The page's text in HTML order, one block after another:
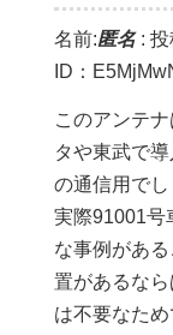
名前:匿名: 投
ID：
このアンテ
タや東武で
の通信用でし
実際91001号
な事例があ
置があるな
は不要なため